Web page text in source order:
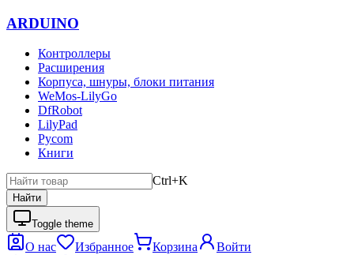
ARDUINO
Контроллеры
Расширения
Корпуса, шнуры, блоки питания
WeMos-LilyGo
DfRobot
LilyPad
Pycom
Книги
Ctrl+K
Найти
Toggle theme
О нас Избранное Корзина Войти